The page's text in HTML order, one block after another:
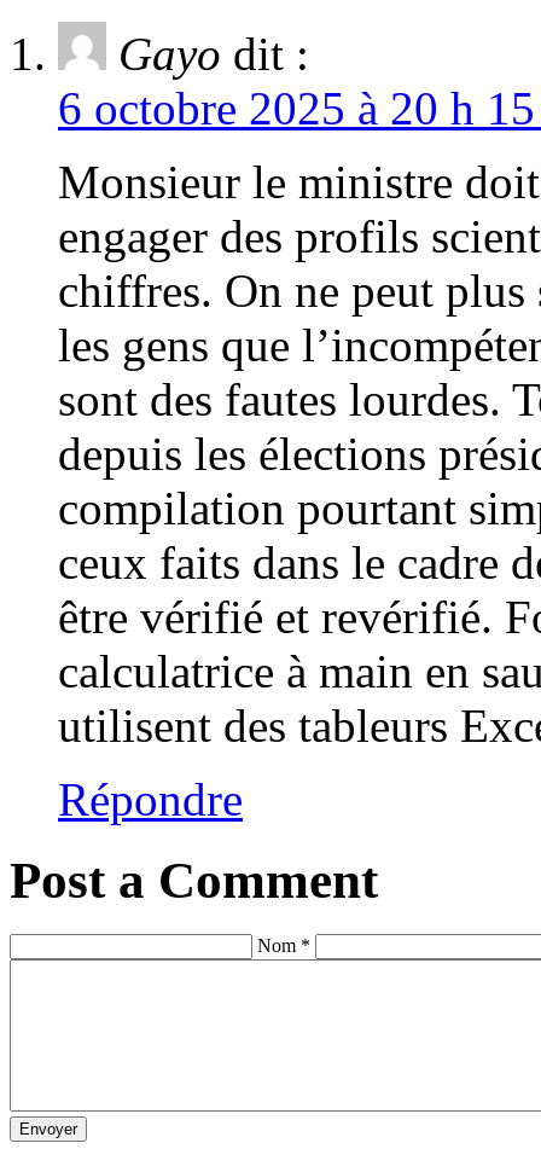
Gayo dit :
6 octobre 2025 à 20 h
Monsieur le ministre
engager des profils
chiffres. On ne peut plus
les gens que
sont des fautes lourdes.
depuis les élections
compilation pourtant
ceux faits dans le cadre
être vérifié et revérifié.
calculatrice à main en
utilisent des tableurs
Répondre
Post a Comment
Nom *